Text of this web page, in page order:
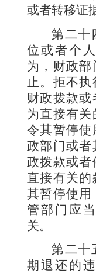
或者转移证
第二
位或者个
为，财政
止。拒不
财政拨款
为直接有
令其暂停使
政部门或者
政拨款或者
直接有关
其暂停使用
管部门应
关。
第二
期退还的